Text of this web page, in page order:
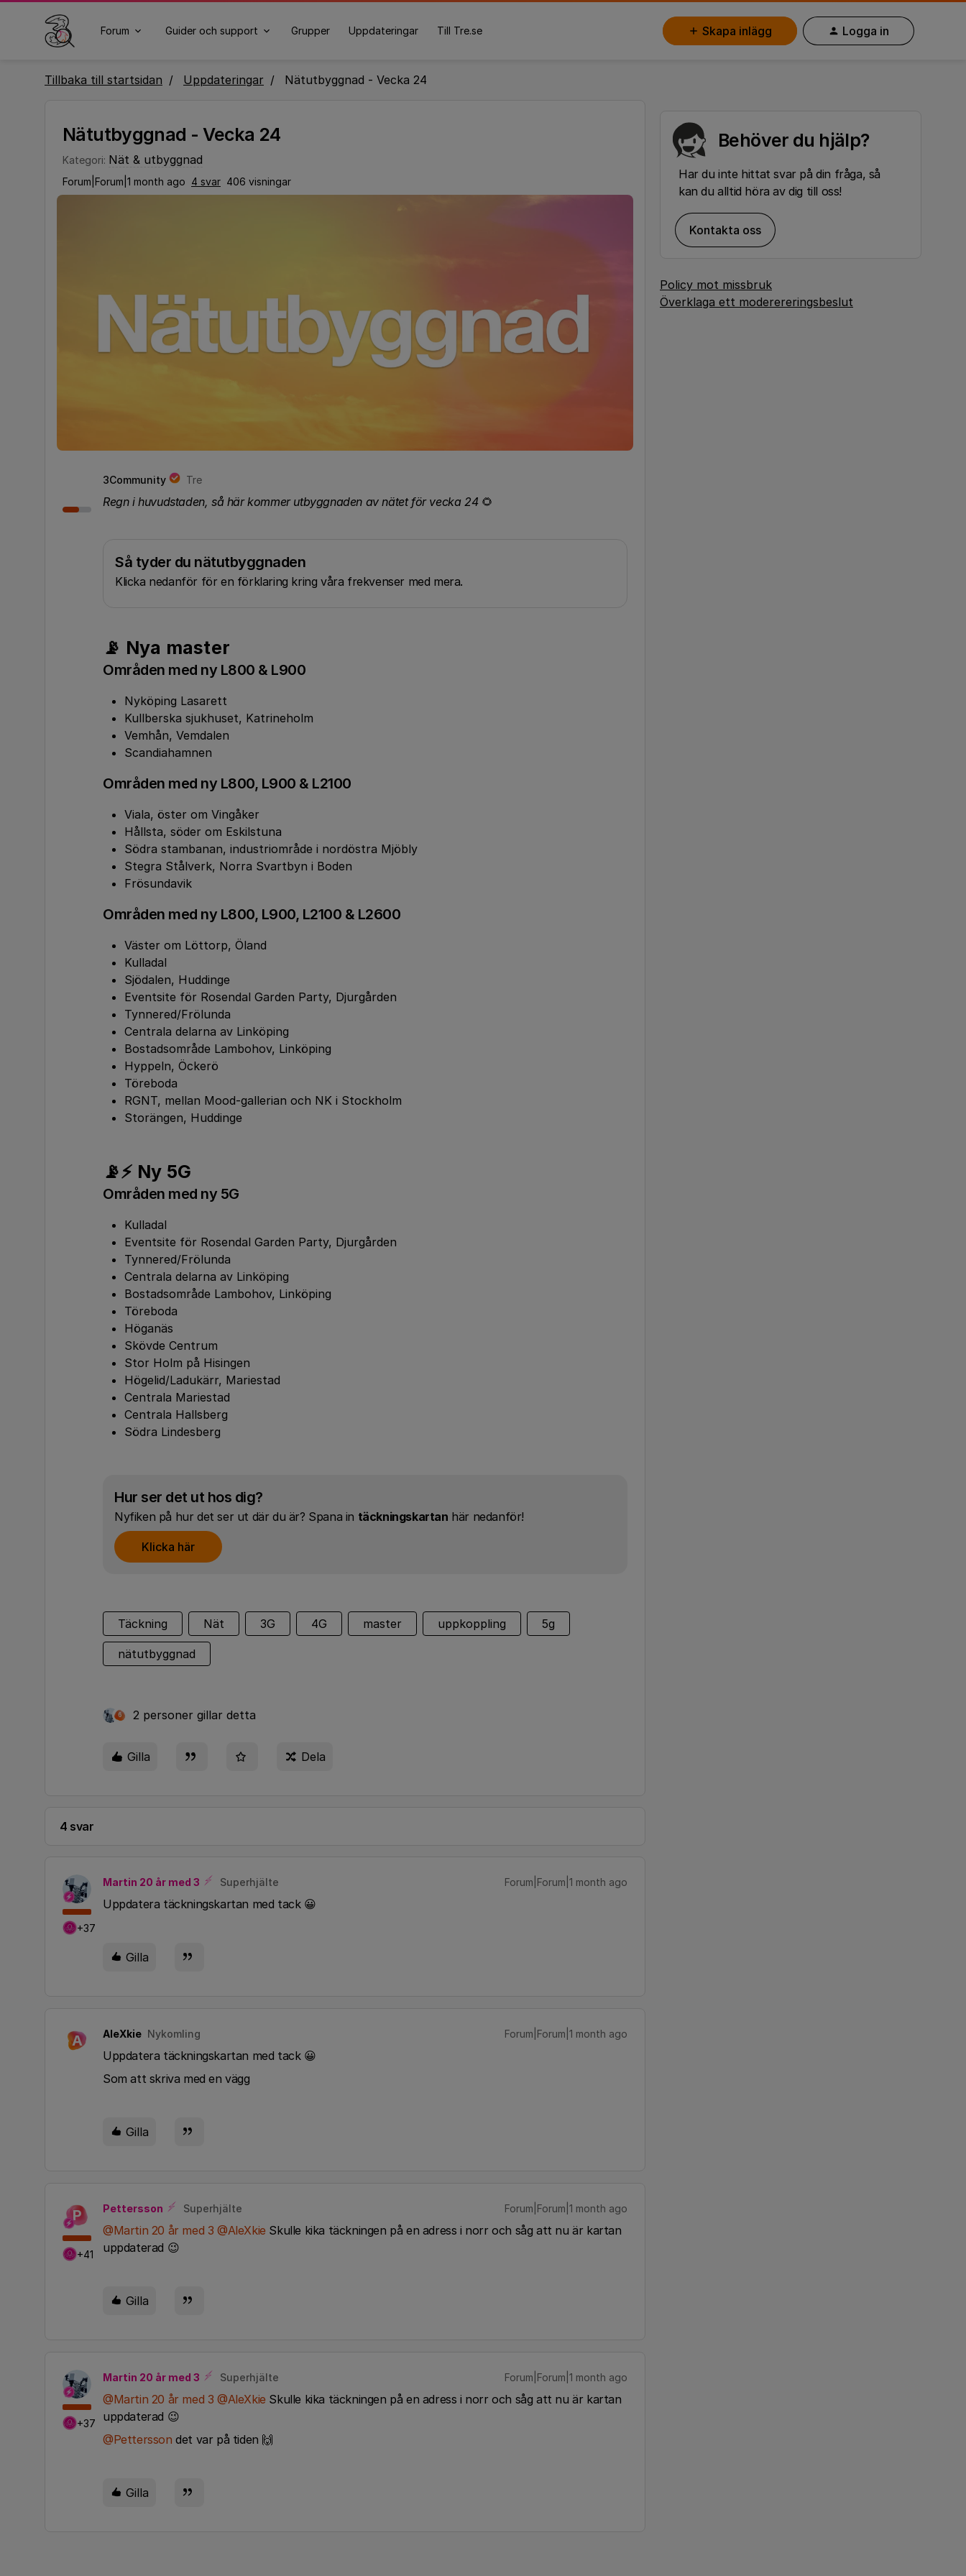
Forum Guider och support Grupper Uppdateringar Till Tre.se Skapa inlägg Logga in
Tillbaka till startsidan Uppdateringar Nätutbyggnad - Vecka 24
Nätutbyggnad - Vecka 24
Kategori: Nät & utbyggnad
Forum|Forum|1 month ago 4 svar 406 visningar
3Community Tre
Regn i huvudstaden, så här kommer utbyggnaden av nätet för vecka 24🌻
Så tyder du nätutbyggnaden
Klicka nedanför för en förklaring kring våra frekvenser med mera.
📡 Nya master
Områden med ny L800 & L900
Nyköping Lasarett
Kullberska sjukhuset, Katrineholm
Vemhån, Vemdalen
Scandiahamnen
Områden med ny L800, L900 & L2100
Viala, öster om Vingåker
Hållsta, söder om Eskilstuna
Södra stambanan, industriområde i nordöstra Mjöbly
Stegra Stålverk, Norra Svartbyn i Boden
Frösundavik
Områden med ny L800, L900, L2100 & L2600
Väster om Löttorp, Öland
Kulladal
Sjödalen, Huddinge
Eventsite för Rosendal Garden Party, Djurgården
Tynnered/Frölunda
Centrala delarna av Linköping
Bostadsområde Lambohov, Linköping
Hyppeln, Öckerö
Töreboda
RGNT, mellan Mood-gallerian och NK i Stockholm
Storängen, Huddinge
📡⚡ Ny 5G
Områden med ny 5G
Kulladal
Eventsite för Rosendal Garden Party, Djurgården
Tynnered/Frölunda
Centrala delarna av Linköping
Bostadsområde Lambohov, Linköping
Töreboda
Höganäs
Skövde Centrum
Stor Holm på Hisingen
Högelid/Ladukärr, Mariestad
Centrala Mariestad
Centrala Hallsberg
Södra Lindesberg
Hur ser det ut hos dig?
Nyfiken på hur det ser ut där du är? Spana in täckningskartan här nedanför!
Klicka här
Täckning Nät 3G 4G master uppkoppling 5g
nätutbyggnad
6 2 personer gillar detta
Gilla Dela
4 svar
+37
Martin 20 år med 3 Superhjälte Forum|Forum|1 month ago
Uppdatera täckningskartan med tack 😀
Gilla
A AleXkie Nykomling Forum|Forum|1 month ago
Uppdatera täckningskartan med tack 😀
Som att skriva med en vägg
Gilla
P
+41
Pettersson Superhjälte Forum|Forum|1 month ago
@Martin 20 år med 3 ​@AleXkieSkulle kika täckningen på en adress i norr och såg att nu är kartan
uppdaterad 😉
Gilla
+37
Martin 20 år med 3 Superhjälte Forum|Forum|1 month ago
@Martin 20 år med 3 ​@AleXkieSkulle kika täckningen på en adress i norr och såg att nu är kartan
uppdaterad 😉
@Pettersson det var på tiden 🙌
Gilla
Behöver du hjälp?
Har du inte hittat svar på din fråga, så
kan du alltid höra av dig till oss!
Kontakta oss
Policy mot missbruk
Överklaga ett moderereringsbeslut